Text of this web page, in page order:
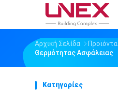
Αρχική Σελίδα Προϊόντα
Θερμότητας Ασφάλειας
Κατηγορίες